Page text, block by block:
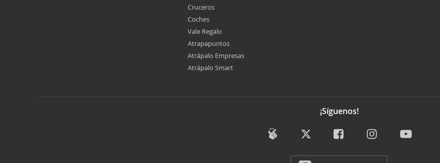
Cruceros
Coches
Vale Regalo
Atrapapuntos
Atrápalo Empresas
Atrápalo Smart
¡Síguenos!